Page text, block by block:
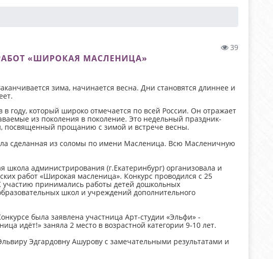
39
«ШИРОКАЯ МАСЛЕНИЦА»
зима, начинается весна. Дни становятся длиннее и
году, который широко отмечается по всей России. Он отражает
из поколения в поколение. Это недельный праздник-
посвященный прощанию с зимой и встрече весны.
сделанная из соломы по имени Масленица. Всю Масленичную
школа администрирования (г.Екатеринбург) организовала и
работ «Широкая масленица». Конкурс проводился с 25
принимались работы детей дошкольных
школ и учреждений дополнительного
была заявлена участница Арт-студии «Эльфи» -
идёт!» заняла 2 место в возрастной категории 9-10 лет.
Эдгардовну Ашурову с замечательными результатами и